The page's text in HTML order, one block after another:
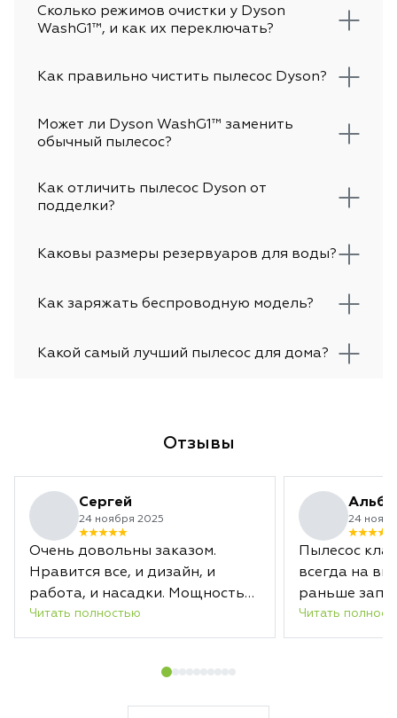
Сколько режимов очистки у Dyson
WashG1™, и как их переключать?
Как правильно чистить пылесос Dyson?
Может ли Dyson WashG1™ заменить
обычный пылесос?
Как отличить пылесос Dyson от
подделки?
Каковы размеры резервуаров для воды?
Как заряжать беспроводную модель?
Какой самый лучший пылесос для дома?
Отзывы
Сергей
24 ноября 2025
Очень довольны заказом.
Нравится все, и дизайн, и
работа, и насадки. Мощность
отличная. Заряда хватает
надолго. А новая насадка с
подсвечивает загрязненные
Читать полностью
24
Пылесос
всегда на
раньше
срока.
Читать